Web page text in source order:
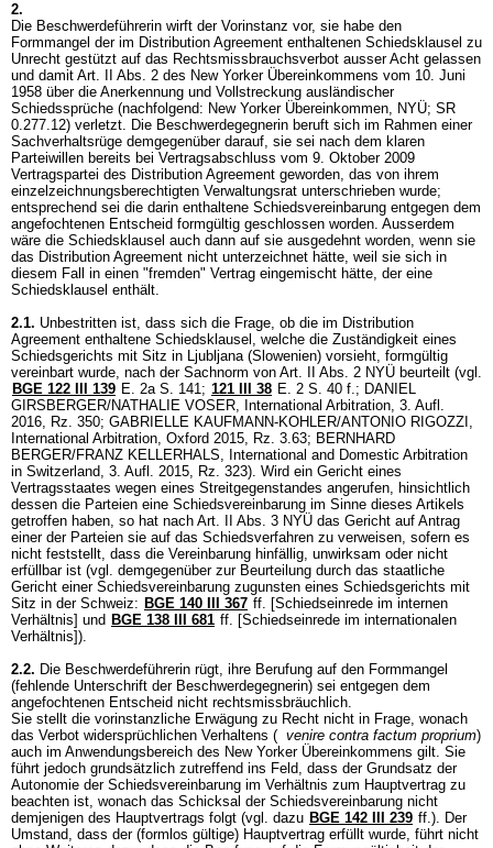
2.
Die Beschwerdeführerin wirft der Vorinstanz vor, sie habe den
Formmangel der im Distribution Agreement enthaltenen Schiedsklausel zu
Unrecht gestützt auf das Rechtsmissbrauchsverbot ausser Acht gelassen
und damit Art. II Abs. 2 des New Yorker Übereinkommens vom 10. Juni
1958 über die Anerkennung und Vollstreckung ausländischer
Schiedssprüche (nachfolgend: New Yorker Übereinkommen, NYÜ; SR
0.277.12) verletzt. Die Beschwerdegegnerin beruft sich im Rahmen einer
Sachverhaltsrüge demgegenüber darauf, sie sei nach dem klaren
Parteiwillen bereits bei Vertragsabschluss vom 9. Oktober 2009
Vertragspartei des Distribution Agreement geworden, das von ihrem
einzelzeichnungsberechtigten Verwaltungsrat unterschrieben wurde;
entsprechend sei die darin enthaltene Schiedsvereinbarung entgegen dem
angefochtenen Entscheid formgültig geschlossen worden. Ausserdem
wäre die Schiedsklausel auch dann auf sie ausgedehnt worden, wenn sie
das Distribution Agreement nicht unterzeichnet hätte, weil sie sich in
diesem Fall in einen "fremden" Vertrag eingemischt hätte, der eine
Schiedsklausel enthält.
2.1. Unbestritten ist, dass sich die Frage, ob die im Distribution
Agreement enthaltene Schiedsklausel, welche die Zuständigkeit eines
Schiedsgerichts mit Sitz in Ljubljana (Slowenien) vorsieht, formgültig
vereinbart wurde, nach der Sachnorm von Art. II Abs. 2 NYÜ beurteilt (vgl.
BGE 122 III 139 E. 2a S. 141; 121 III 38 E. 2 S. 40 f.; DANIEL
GIRSBERGER/NATHALIE VOSER, International Arbitration, 3. Aufl.
2016, Rz. 350; GABRIELLE KAUFMANN-KOHLER/ANTONIO RIGOZZI,
International Arbitration, Oxford 2015, Rz. 3.63; BERNHARD
BERGER/FRANZ KELLERHALS, International and Domestic Arbitration
in Switzerland, 3. Aufl. 2015, Rz. 323). Wird ein Gericht eines
Vertragsstaates wegen eines Streitgegenstandes angerufen, hinsichtlich
dessen die Parteien eine Schiedsvereinbarung im Sinne dieses Artikels
getroffen haben, so hat nach Art. II Abs. 3 NYÜ das Gericht auf Antrag
einer der Parteien sie auf das Schiedsverfahren zu verweisen, sofern es
nicht feststellt, dass die Vereinbarung hinfällig, unwirksam oder nicht
erfüllbar ist (vgl. demgegenüber zur Beurteilung durch das staatliche
Gericht einer Schiedsvereinbarung zugunsten eines Schiedsgerichts mit
Sitz in der Schweiz: BGE 140 III 367 ff. [Schiedseinrede im internen
Verhältnis] und BGE 138 III 681 ff. [Schiedseinrede im internationalen
Verhältnis]).
2.2. Die Beschwerdeführerin rügt, ihre Berufung auf den Formmangel
(fehlende Unterschrift der Beschwerdegegnerin) sei entgegen dem
angefochtenen Entscheid nicht rechtsmissbräuchlich.
Sie stellt die vorinstanzliche Erwägung zu Recht nicht in Frage, wonach
das Verbot widersprüchlichen Verhaltens ( venire contra factum proprium)
auch im Anwendungsbereich des New Yorker Übereinkommens gilt. Sie
führt jedoch grundsätzlich zutreffend ins Feld, dass der Grundsatz der
Autonomie der Schiedsvereinbarung im Verhältnis zum Hauptvertrag zu
beachten ist, wonach das Schicksal der Schiedsvereinbarung nicht
demjenigen des Hauptvertrags folgt (vgl. dazu BGE 142 III 239 ff.). Der
Umstand, dass der (formlos gültige) Hauptvertrag erfüllt wurde, führt nicht